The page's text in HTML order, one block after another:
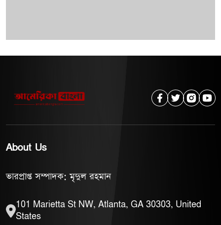
About Us
ভারপ্রাপ্ত সম্পাদক: মৃদুল রহমান
101 Marietta St NW, Atlanta, GA 30303, United
States